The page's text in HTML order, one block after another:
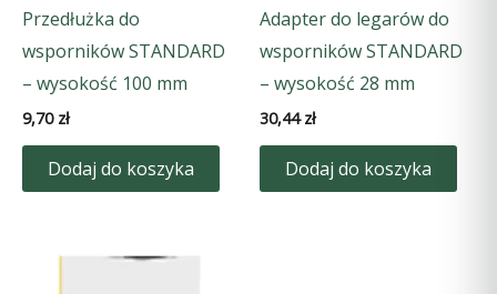
Przedłużka do
wsporników STANDARD
– wysokość 100 mm
9,70 zł
Dodaj do koszyka
Adapter do legarów do
wsporników STANDARD
– wysokość 28 mm
30,44zł
Dodaj do koszyka